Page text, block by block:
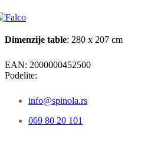
Dimenzije table: 280 x 207 cm
EAN: 2000000452500
Podelite:
info@spinola.rs
069 80 20 101